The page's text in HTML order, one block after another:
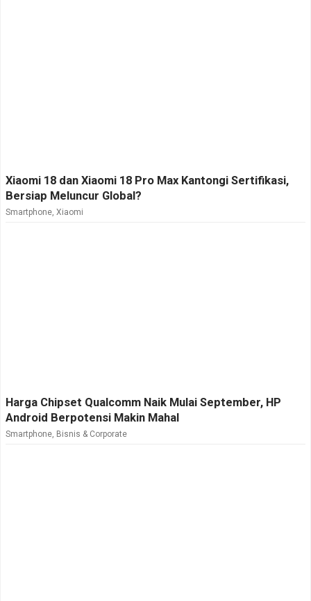
Xiaomi 18 dan Xiaomi 18 Pro Max Kantongi Sertifikasi,
Bersiap Meluncur Global?
Smartphone Xiaomi
Harga Chipset Qualcomm Naik Mulai September, HP
Android Berpotensi Makin Mahal
Smartphone Bisnis & Corporate